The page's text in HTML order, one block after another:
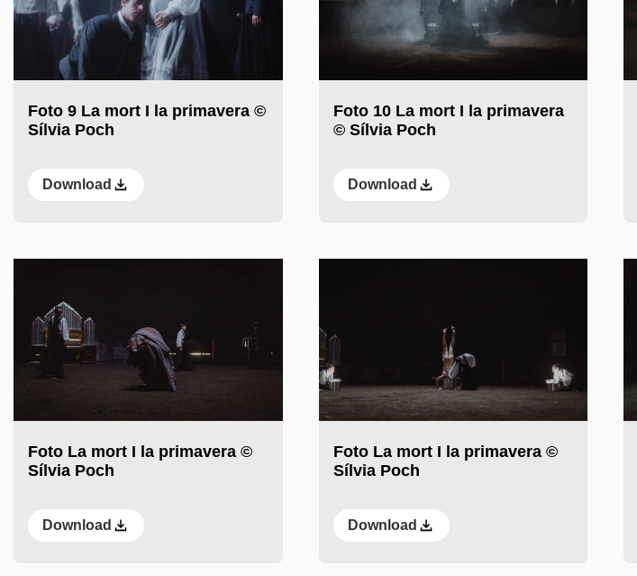
Foto 9 La mort I la primavera ©
Sílvia Poch
Download
Foto 10 La mort I la primavera
© Sílvia Poch
Download
Foto La mort I la primavera ©
Sílvia Poch
Download
Foto La mort I la primavera ©
Sílvia Poch
Download